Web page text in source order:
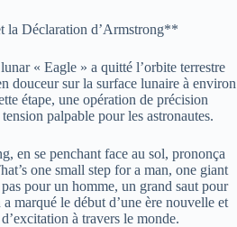
la Déclaration d’Armstrong**
« Eagle » a quitté l’orbite terrestre
douceur sur la surface lunaire à environ
étape, une opération de précision
palpable pour les astronautes.
en se penchant face au sol, prononça
one small step for a man, one giant
pour un homme, un grand saut pour
marqué le début d’une ère nouvelle et
à travers le monde.